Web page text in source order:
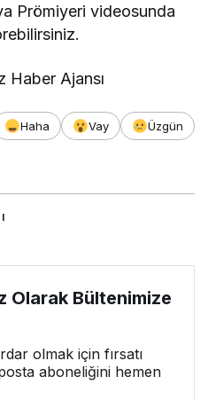
Prömiyeri videosunda
Haber Ajansı
Haha Vay
Üzgün
Olarak Bültenimize
olmak için fırsatı
aboneliğini hemen